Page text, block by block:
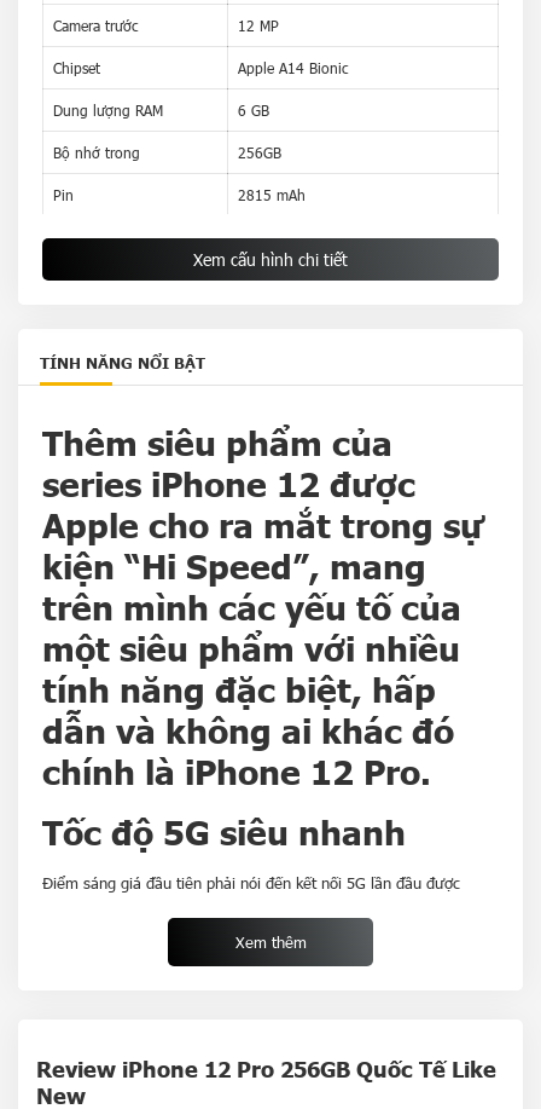
TÍNH NĂNG NỔI BẬT
Thêm siêu phẩm của
series iPhone 12 được
Apple cho ra mắt trong sự
kiện “Hi Speed”, mang
trên mình các yếu tố của
một siêu phẩm với nhiều
tính năng đặc biệt, hấp
dẫn và không ai khác đó
chính là iPhone 12 Pro.
Tốc độ 5G siêu nhanh
Điểm sáng giá đầu tiên phải nói đến kết nối 5G lần đầu được
Kết nối 5G cho phép tốc độ tải xuống và tải lên nhanh hơn, giúp
Xem thêm
Camera trước 12 MP
Chipset Apple A14 Bionic
Dung lượng RAM 6 GB
Bộ nhớ trong 256GB
Pin 2815 mAh
Thẻ SIM 1 Nano SIM & 1 eSIM Hỗ trợ 5G
Xem cấu hình chi tiết
Review iPhone 12 Pro 256GB Quốc Tế Like
New